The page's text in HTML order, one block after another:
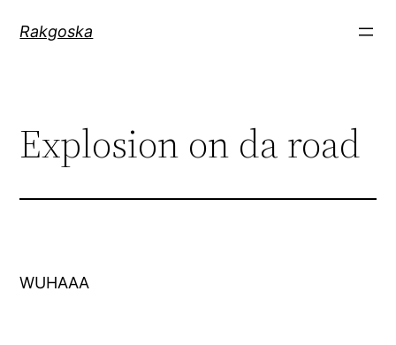
InhaltRakgoska
Explosion on da road
WUHAAA